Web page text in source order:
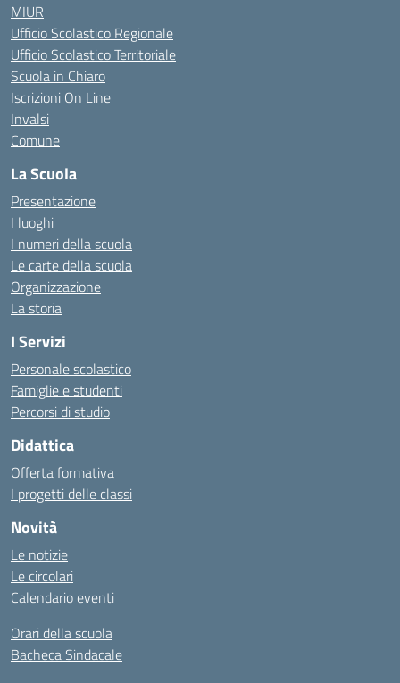
MIUR
Ufficio Scolastico Regionale
Ufficio Scolastico Territoriale
Scuola in Chiaro
Iscrizioni On Line
Invalsi
Comune
La Scuola
Presentazione
I luoghi
I numeri della scuola
Le carte della scuola
Organizzazione
La storia
I Servizi
Personale scolastico
Famiglie e studenti
Percorsi di studio
Didattica
Offerta formativa
I progetti delle classi
Novità
Le notizie
Le circolari
Calendario eventi
Orari della scuola
Bacheca Sindacale